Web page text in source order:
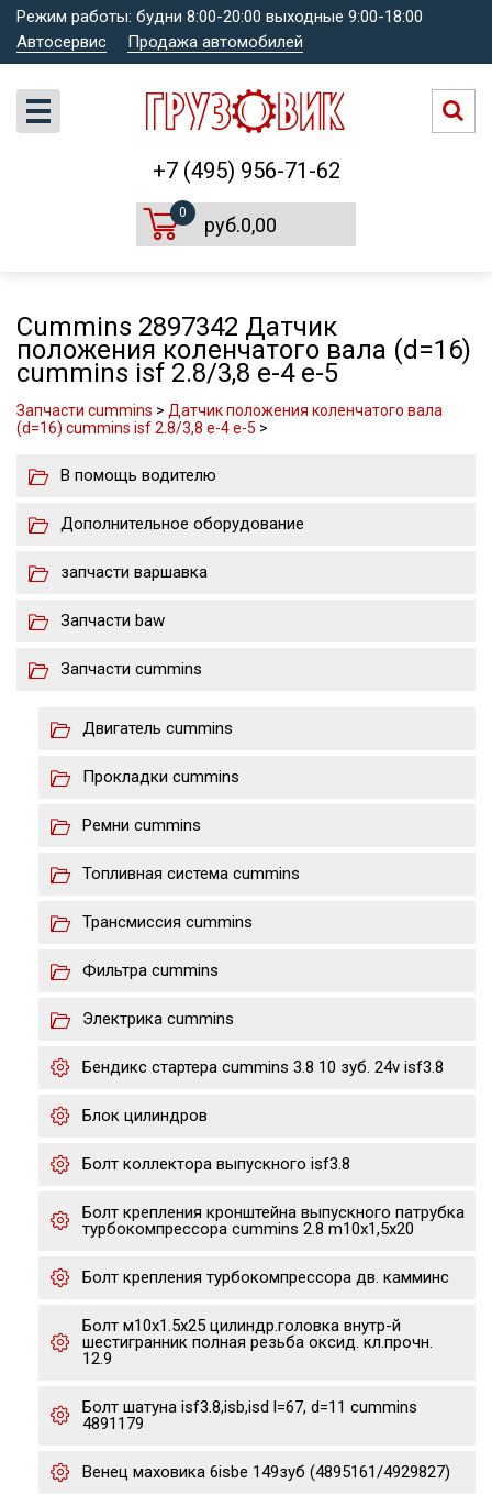
Режим работы: будни 8:00-20:00 выходные 9:00-18:00
Автосервис
Продажа автомобилей
+7 (495) 956-71-62
0
руб.0,00
Cummins 2897342 Датчик
положения коленчатого вала (d=16)
cummins isf 2.8/3,8 е-4 е-5
Запчасти cummins > Датчик положения коленчатого вала
(d=16) cummins isf 2.8/3,8 е-4 е-5 >
В помощь водителю
Дополнительное оборудование
запчасти варшавка
Запчасти baw
Запчасти cummins
Двигатель cummins
Прокладки cummins
Ремни cummins
Топливная система cummins
Трансмиссия cummins
Фильтра cummins
Электрика cummins
Бендикс стартера cummins 3.8 10 зуб. 24v isf3.8
Блок цилиндров
Болт коллектора выпускного isf3.8
Болт крепления кронштейна выпускного патрубка
турбокомпрессора cummins 2.8 m10х1,5х20
Болт крепления турбокомпрессора дв. камминс
Болт м10х1.5х25 цилиндр.головка внутр-й
шестигранник полная резьба оксид. кл.прочн.
12.9
Болт шатуна isf3.8,isb,isd l=67, d=11 cummins
4891179
Венец маховика 6isbe 149зуб (4895161/4929827)